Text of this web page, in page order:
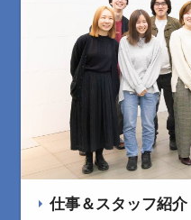
仕事＆スタッフ紹介